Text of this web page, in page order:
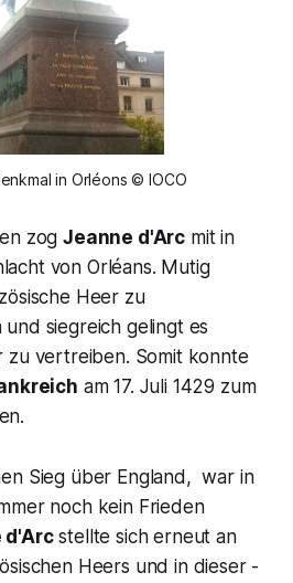
in Orléons © IOCO
zogJeanne d'Arc mit in
von Orléans. Mutig
Heer zu
siegreich gelingt es
zu vertreiben. Somit konnte
am 17. Juli 1429 zum
Sieg über England, war in
noch kein Frieden
d'Arcstellte sich erneut an
Heers und in dieser -